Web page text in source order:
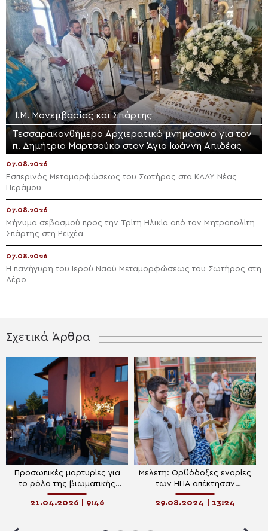
Ι.Μ. Μονεμβασίας και Σπάρτης
Τεσσαρακονθήμερο Αρχιερατικό μνημόσυνο για τον
π. Δημήτριο Μαρτσούκο στον Άγιο Ιωάννη Απιδέας
07.08.2026
Εσπερινός Μεταμορφώσεως του Σωτήρος στα ΚΑΑΥ Νέας
Περάμου
07.08.2026
Μήνυμα σεβασμού προς την Τρίτη Ηλικία από τον Μητροπολίτη
Σπάρτης στη Ρειχέα
07.08.2026
Η πανήγυρη του Ιερού Ναού Μεταμορφώσεως του Σωτήρος στη
Λέρο
Σχετικά Άρθρα
Προσωπικές μαρτυρίες για
το ρόλο της βιωματικής
εκπαίδευσης στην
ψυχοθεραπεία
21.04.2026 | 9:46
Μελέτη: Ορθόδοξες ενορίες
των ΗΠΑ απέκτησαν
περισσότερα νέα μέλη κατά
την πανδημία
29.08.2024 | 13:24